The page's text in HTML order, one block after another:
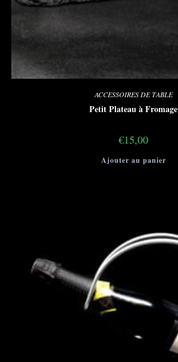
ACCESSOIRES DE TABLE
Petit Plateau à Fromage
€15,00
Ajouter au panier